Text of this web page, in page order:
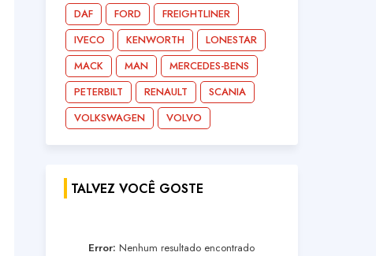
DAF FORD
FREIGHTLINER
IVECO
KENWORTH
LONESTAR
MACK
MAN
MERCEDES-BENS
PETERBILT
RENAULT
SCANIA
VOLKSWAGEN
VOLVO
TALVEZ VOCÊ GOSTE
Error: Nenhum resultado encontrado